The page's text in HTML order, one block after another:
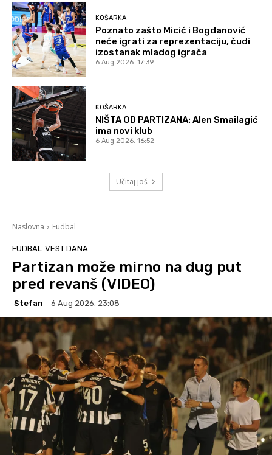
KOŠARKA
Poznato zašto Micić i Bogdanović
neće igrati za reprezentaciju, čudi
izostanak mladog igrača
6 Aug 2026. 17:39
KOŠARKA
NIŠTA OD PARTIZANA: Alen Smailagić
ima novi klub
6 Aug 2026. 16:52
Učitaj još